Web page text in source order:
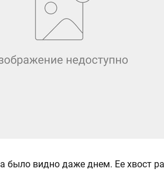
было видно даже днем. Ее хвост